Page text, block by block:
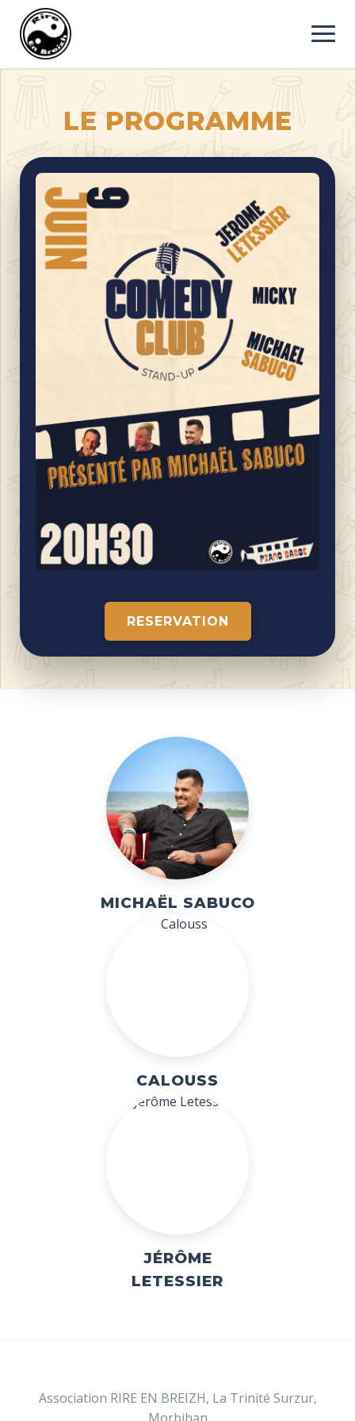
RIRE EN BREIZH :
LE PROGRAMME
RESERVATION
MICHAËL SABUCO
CALOUSS
JÉRÔME
LETESSIER
Association RIRE EN BREIZH, La Trinité Surzur,